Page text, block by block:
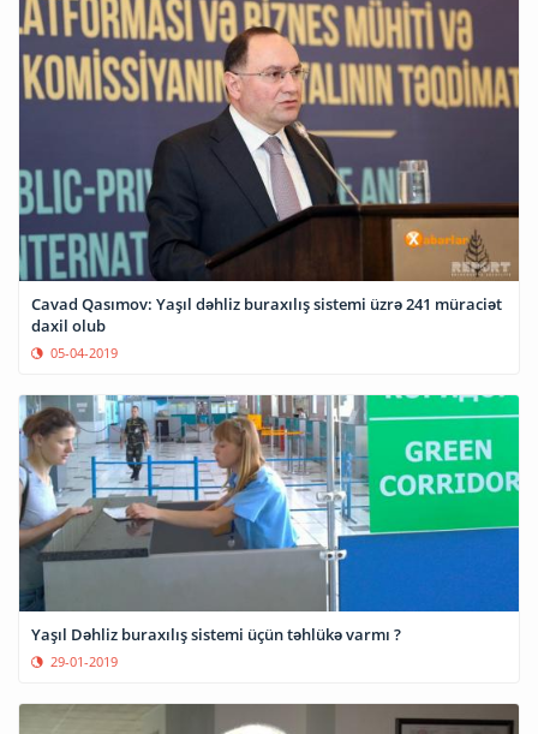
Cavad Qasımov: Yaşıl dəhliz buraxılış sistemi üzrə 241 müraciət
daxil olub
05-04-2019
Yaşıl Dəhliz buraxılış sistemi üçün təhlükə varmı ?
29-01-2019